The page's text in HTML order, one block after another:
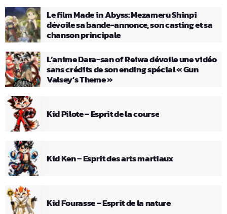
Le film Made in Abyss: Mezameru Shinpi
dévoile sa bande-annonce, son casting et sa
chanson principale
L’anime Dara-san of Reiwa dévoile une vidéo
sans crédits de son ending spécial « Gun
Valsey’s Theme »
Kid Pilote – Esprit de la course
Kid Ken – Esprit des arts martiaux
Kid Fourasse – Esprit de la nature